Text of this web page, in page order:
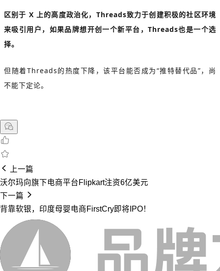
区别于 X 上的高度政治化，Threads致力于创建积极的社区环境
来吸引用户，如果品牌想开创一个新平台，Threads也是一个选
择。
但随着Threads的热度下降，该平台能否成为“推特替代品”，尚
不能下定论。
上一篇
沃尔玛向旗下电商平台Flipkart注资6亿美元
下一篇
背靠软银，印度母婴电商FirstCry即将IPO！